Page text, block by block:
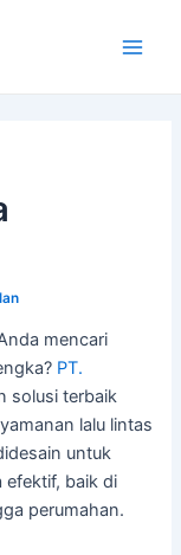
mencari
PT.
solusi terbaik
lalu lintas
untuk
efektif, baik di
perumahan.